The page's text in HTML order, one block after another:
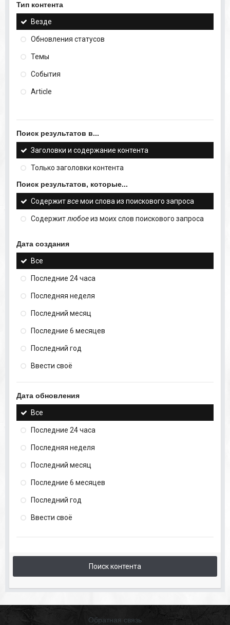
Тип контента
Везде
Обновления статусов
Темы
События
Article
Поиск результатов в...
Заголовки и содержание контента
Только заголовки контента
Поиск результатов, которые...
Содержитвсемои слова из поискового запроса
Содержитлюбоеиз моих слов поискового запроса
Дата создания
Все
Последние 24 часа
Последняя неделя
Последний месяц
Последние 6 месяцев
Последний год
Ввести своё
Дата обновления
Все
Последние 24 часа
Последняя неделя
Последний месяц
Последние 6 месяцев
Последний год
Ввести своё
Поиск контента
Обратная связь